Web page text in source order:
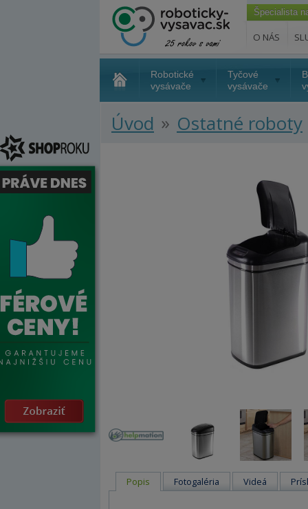
Špecialista
O NÁS
Robotické
vysávače
Tyčové
vysávače
Úvod » Ostatné roboty
Popis Fotogaléria Videá